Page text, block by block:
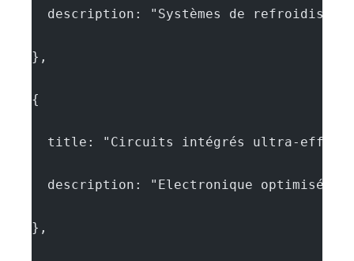
description: "Systèmes de
},
{
title: "Circuits intégrés ultra-
description: "Electronique optimisée
},